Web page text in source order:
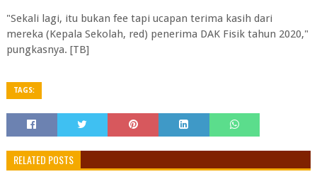
"Sekali lagi, itu bukan fee tapi ucapan terima kasih dari
mereka (Kepala Sekolah, red) penerima DAK Fisik tahun 2020,"
pungkasnya. [TB]
TAGS:
RELATED POSTS